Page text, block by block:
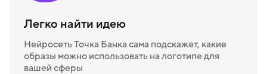
Легко найти идею
Нейросеть Точка Банка сама подскажет, какие
образы можно использовать на логотипе для
вашей сферы